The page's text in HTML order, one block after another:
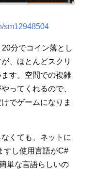
sm12948504
分でコイン落とし
、ほとんどスクリ
す。空間での複雑
ってくれるので、
でゲームになりま
くても、ネットに
すし使用言語がC#
単な言語らしいの